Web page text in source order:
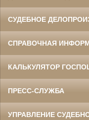
СУДЕБНОЕ
СПРАВОЧНАЯ
КАЛЬКУЛЯТОР
ПРЕСС-СЛУЖБА
УПРАВЛЕНИЕ